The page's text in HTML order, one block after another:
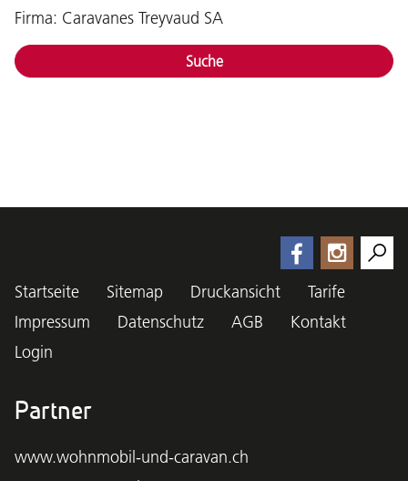
Firma: Caravanes Treyvaud SA
Suche
Startseite Sitemap Druckansicht
Tarife
Impressum
Datenschutz AGB
Kontakt
Login
Partner
www.wohnmobil-und-caravan.ch